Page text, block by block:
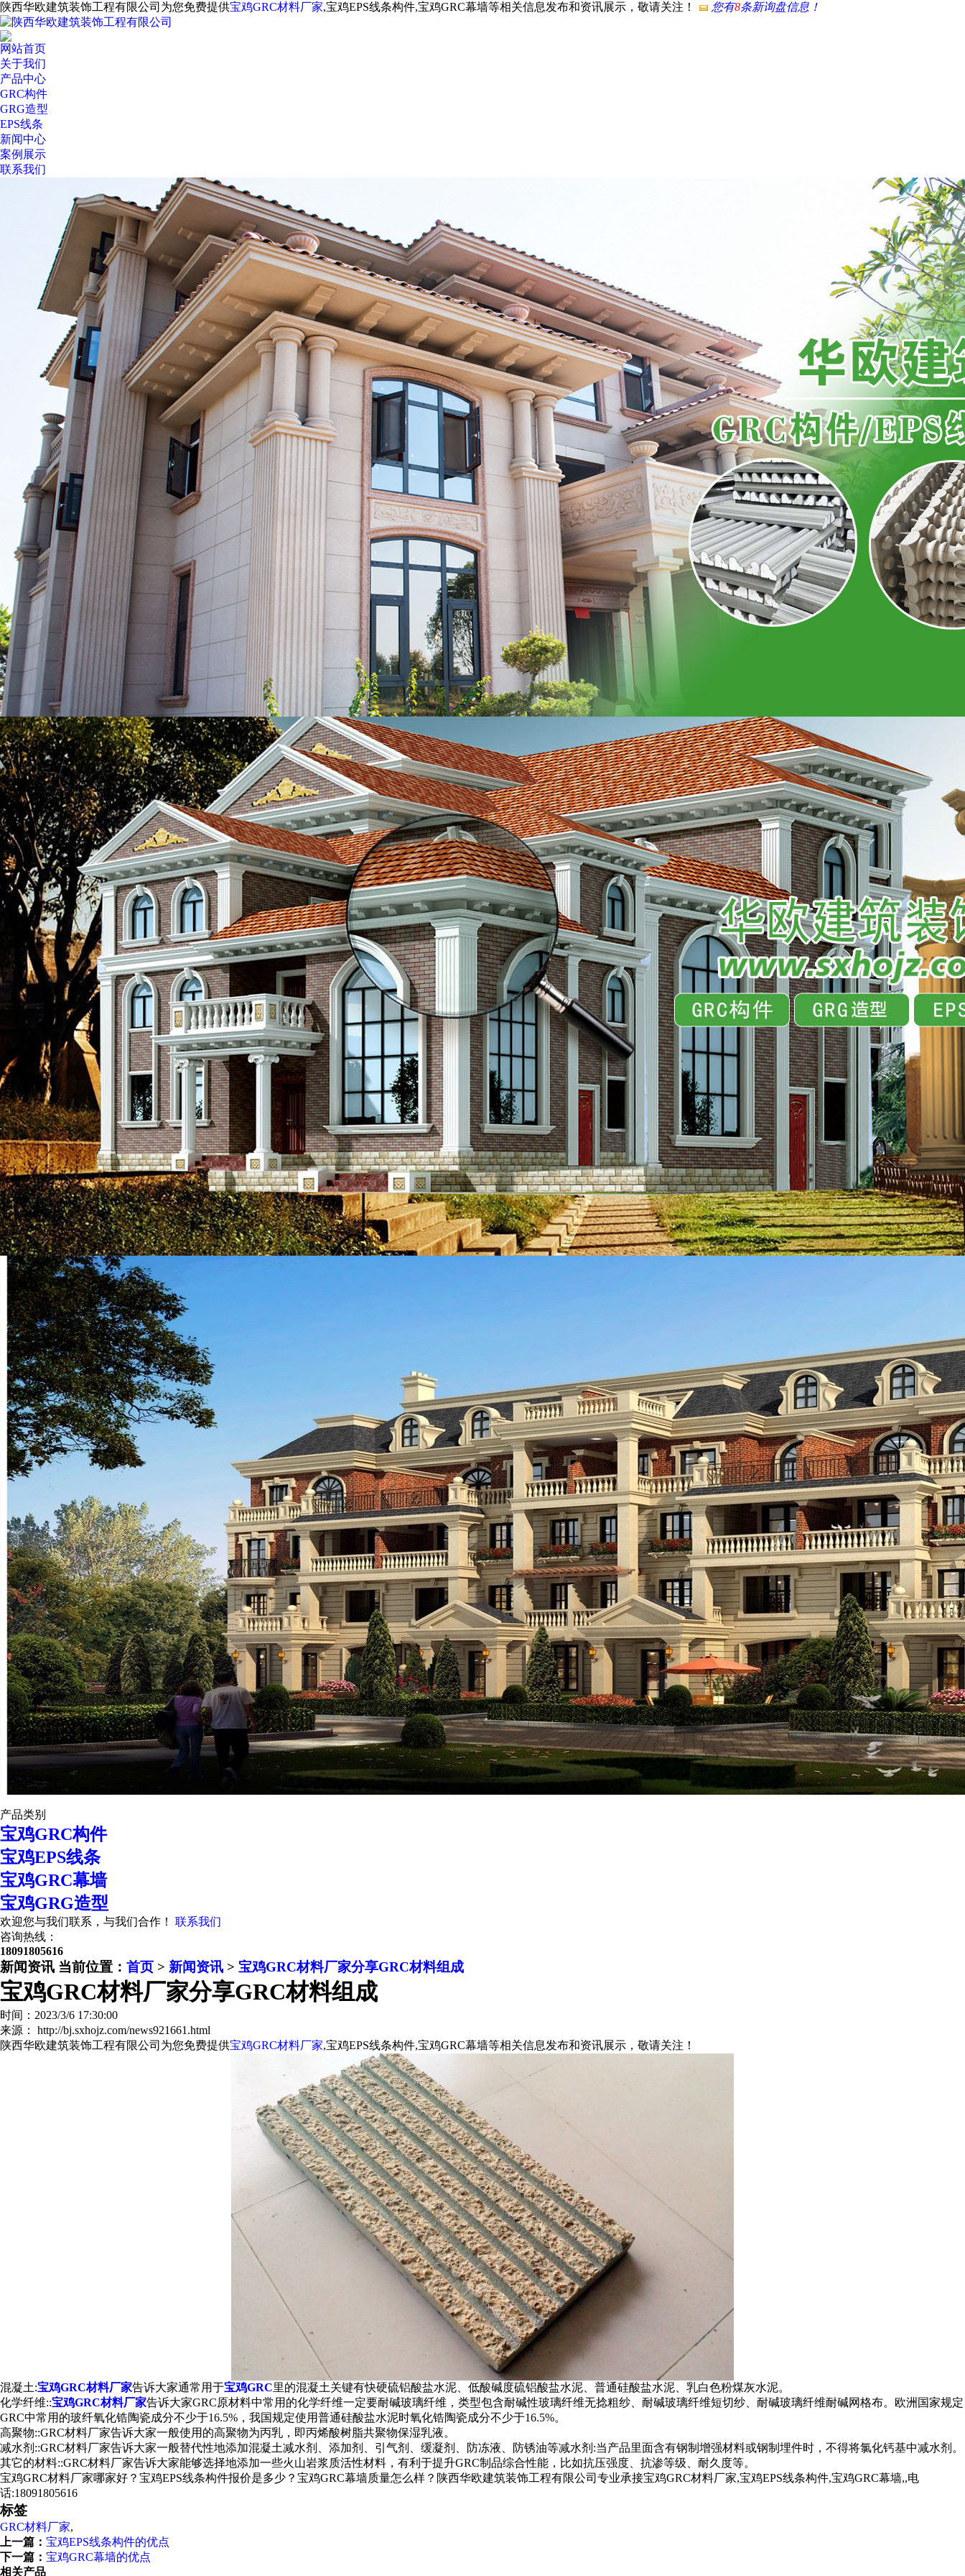
陕西华欧建筑装饰工程有限公司为您免费提供宝鸡GRC材料厂家,宝鸡EPS线条构件,宝鸡GRC幕墙等相关信息发布和资讯展示，敬请关注！ 您有8条新询盘信息！
网站首页
关于我们
产品中心
GRC构件
GRG造型
EPS线条
新闻中心
案例展示
联系我们
产品类别
宝鸡GRC构件
宝鸡EPS线条
宝鸡GRC幕墙
宝鸡GRG造型
欢迎您与我们联系，与我们合作！
联系我们
咨询热线：
18091805616
新闻资讯 当前位置： 首页 > 新闻资讯 > 宝鸡GRC材料厂家分享GRC材料组成
宝鸡GRC材料厂家分享GRC材料组成
时间：2023/3/6 17:30:00
来源： http://bj.sxhojz.com/news921661.html
陕西华欧建筑装饰工程有限公司为您免费提供宝鸡GRC材料厂家,宝鸡EPS线条构件,宝鸡GRC幕墙等相关信息发布和资讯展示，敬请关注！
混凝土:宝鸡GRC材料厂家告诉大家通常用于宝鸡GRC里的混凝土关键有快硬硫铝酸盐水泥、低酸碱度硫铝酸盐水泥、普通硅酸盐水泥、乳白色粉煤灰水泥。
化学纤维::宝鸡GRC材料厂家告诉大家GRC原材料中常用的化学纤维一定要耐碱玻璃纤维，类型包含耐碱性玻璃纤维无捻粗纱、耐碱玻璃纤维短切纱、耐碱玻璃纤维耐碱网格布。欧洲国家规定
GRC中常用的玻纤氧化锆陶瓷成分不少于16.5%，我国规定使用普通硅酸盐水泥时氧化锆陶瓷成分不少于16.5%。
高聚物::GRC材料厂家告诉大家一般使用的高聚物为丙乳，即丙烯酸树脂共聚物保湿乳液。
减水剂::GRC材料厂家告诉大家一般替代性地添加混凝土减水剂、添加剂、引气剂、缓凝剂、防冻液、防锈油等减水剂:当产品里面含有钢制增强材料或钢制埋件时，不得将氯化钙基中减水剂。
其它的材料::GRC材料厂家告诉大家能够选择地添加一些火山岩浆质活性材料，有利于提升GRC制品综合性能，比如抗压强度、抗渗等级、耐久度等。
宝鸡GRC材料厂家哪家好？宝鸡EPS线条构件报价是多少？宝鸡GRC幕墙质量怎么样？陕西华欧建筑装饰工程有限公司专业承接宝鸡GRC材料厂家,宝鸡EPS线条构件,宝鸡GRC幕墙,,电
话:18091805616
标签
GRC材料厂家,
上一篇： 宝鸡EPS线条构件的优点
下一篇： 宝鸡GRC幕墙的优点
相关产品